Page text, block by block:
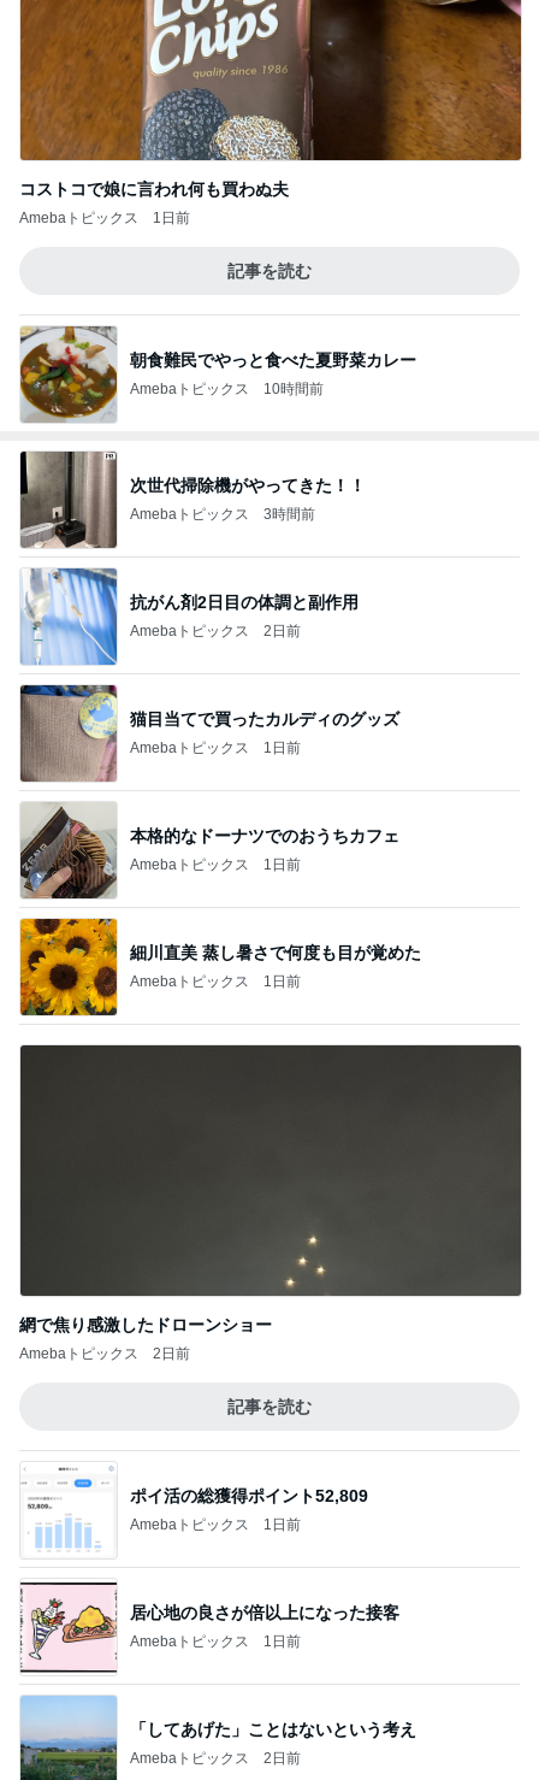
コストコで娘に言われ何も買わぬ夫
Amebaトピックス 1日前
記事を読む
朝食難民でやっと食べた夏野菜カレー
Amebaトピックス 10時間前
次世代掃除機がやってきた！！
Amebaトピックス 3時間前
抗がん剤2日目の体調と副作用
Amebaトピックス 2日前
猫目当てで買ったカルディのグッズ
Amebaトピックス 1日前
本格的なドーナツでのおうちカフェ
Amebaトピックス 1日前
細川直美 蒸し暑さで何度も目が覚めた
Amebaトピックス 1日前
網で焦り感激したドローンショー
Amebaトピックス 2日前
記事を読む
ポイ活の総獲得ポイント52,809
Amebaトピックス 1日前
居心地の良さが倍以上になった接客
Amebaトピックス 1日前
「してあげた」ことはないという考え
Amebaトピックス 2日前